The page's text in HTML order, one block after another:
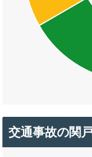
交通事故の関